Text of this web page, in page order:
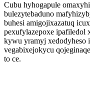
Cubu hyhogapule
bulezytebaduno
buhesi amigojixazatuq
pexufylazepoxe ipafiledol
kywu yramyj xedodyheso
vegabixejokycu
to ce.